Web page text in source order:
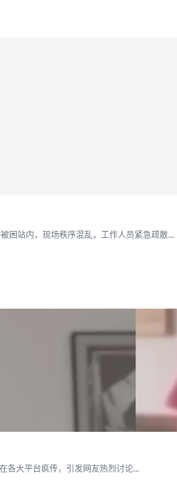
困站内，现场秩序混乱，工作人员紧急疏散...
各大平台疯传，引发网友热烈讨论...